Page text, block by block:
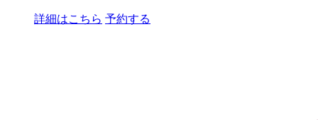
詳細はこちら 予約する